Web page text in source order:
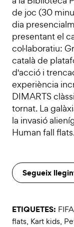
de joc (30
dia
presentant el
col·laboratiu:
català de
d'acció i
experiència
DIMARTS
tornat. La
la invasió
Human fall
Segueix
ETIQUETES:
flats, Kart kids,